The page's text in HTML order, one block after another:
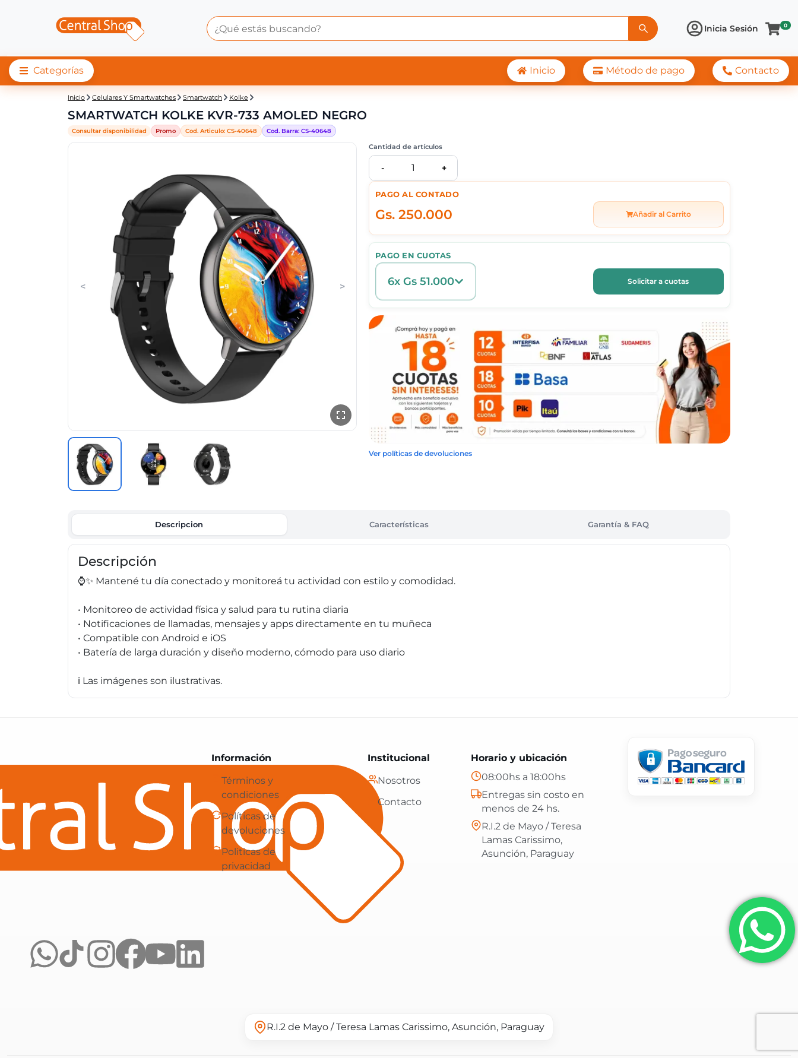
Inicia Sesión 0
Categorías Inicio Método de pago Contacto
Central Shop: SMARTWATCH KOLKE KVR-733 AMOLED NEGRO
Inicio Celulares Y Smartwatches Smartwatch Kolke
SMARTWATCH KOLKE KVR-733 AMOLED NEGRO
Consultar disponibilidad Promo Cod. Articulo: CS-40648 Cod. Barra: CS-40648
< >
PAGO AL CONTADO
Gs. 250.000 Añadir al Carrito
PAGO EN CUOTAS
6x Gs 51.000 Solicitar a cuotas
Cantidad de artículos
- 1 +
Ver políticas de devoluciones
Descripcion Características Garantía & FAQ
Descripción
⌚✨ Mantené tu día conectado y monitoreá tu actividad con estilo y comodidad.
• Monitoreo de actividad física y salud para tu rutina diaria
• Notificaciones de llamadas, mensajes y apps directamente en tu muñeca
• Compatible con Android e iOS
• Batería de larga duración y diseño moderno, cómodo para uso diario
ℹ️ Las imágenes son ilustrativas.
Central Shop es tu e-commerce en Paraguay: tecnología, hogar y más, con envíos gratis en 24 hs y atención confiable.
Información
Términos y
condiciones
Políticas de
devoluciones
Politicas de
privacidad
Institucional
Nosotros
Contacto
Horario y ubicación
08:00hs a 18:00hs
Entregas sin costo en
menos de 24 hs.
R.I.2 de Mayo / Teresa
Lamas Carissimo,
Asunción, Paraguay
R.I.2 de Mayo / Teresa Lamas Carissimo, Asunción, Paraguay